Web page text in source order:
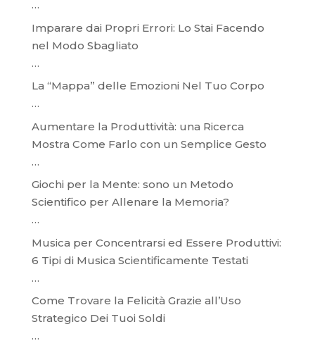
…
Imparare dai Propri Errori: Lo Stai Facendo
nel Modo Sbagliato
…
La “Mappa” delle Emozioni Nel Tuo Corpo
…
Aumentare la Produttività: una Ricerca
Mostra Come Farlo con un Semplice Gesto
…
Giochi per la Mente: sono un Metodo
Scientifico per Allenare la Memoria?
…
Musica per Concentrarsi ed Essere Produttivi:
6 Tipi di Musica Scientificamente Testati
…
Come Trovare la Felicità Grazie all’Uso
Strategico Dei Tuoi Soldi
…